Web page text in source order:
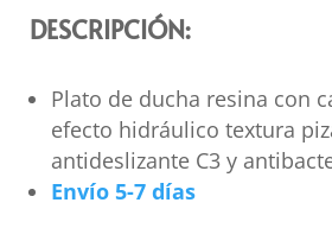
DESCRIPCIÓN:
Plato de ducha resina con
efecto hidráulico textura
antideslizante C3 y
Envío 5-7 días